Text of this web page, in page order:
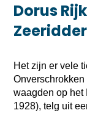
Dorus
Het zijn er vele
waagden op het
1928), telg uit